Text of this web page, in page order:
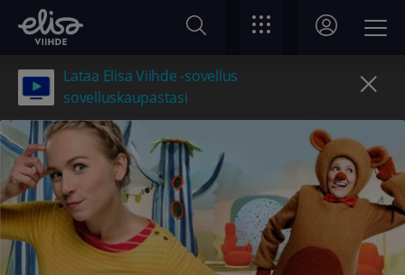
Lataa Elisa Viihde -sovellus
sovelluskaupastasi